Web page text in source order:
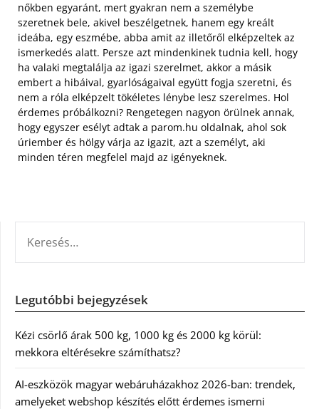
nőkben egyaránt, mert gyakran nem a személybe
szeretnek bele, akivel beszélgetnek, hanem egy kreált
ideába, egy eszmébe, abba amit az illetőről elképzeltek az
ismerkedés alatt. Persze azt mindenkinek tudnia kell, hogy
ha valaki megtalálja az igazi szerelmet, akkor a másik
embert a hibáival, gyarlóságaival együtt fogja szeretni, és
nem a róla elképzelt tökéletes lénybe lesz szerelmes. Hol
érdemes próbálkozni? Rengetegen nagyon örülnek annak,
hogy egyszer esélyt adtak a parom.hu oldalnak, ahol sok
úriember és hölgy várja az igazit, azt a személyt, aki
minden téren megfelel majd az igényeknek.
Legutóbbi bejegyzések
Kézi csörlő árak 500 kg, 1000 kg és 2000 kg körül:
mekkora eltérésekre számíthatsz?
AI-eszközök magyar webáruházakhoz 2026-ban: trendek,
amelyeket webshop készítés előtt érdemes ismerni